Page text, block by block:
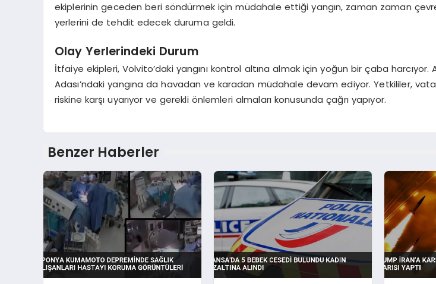
ekiplerinin geceden beri söndürmek için müdahale ettiği yangın, zaman zaman
yerlerini de tehdit edecek duruma geldi.
Olay Yerlerindeki Durum
İtfaiye ekipleri, Volvito’daki yangını kontrol altına almak için yoğun bir çaba harcıyor.
Adası’ndaki yangına da havadan ve karadan müdahale devam ediyor. Yetkililer,
riskine karşı uyarıyor ve gerekli önlemleri almaları konusunda çağrı yapıyor.
Benzer Haberler